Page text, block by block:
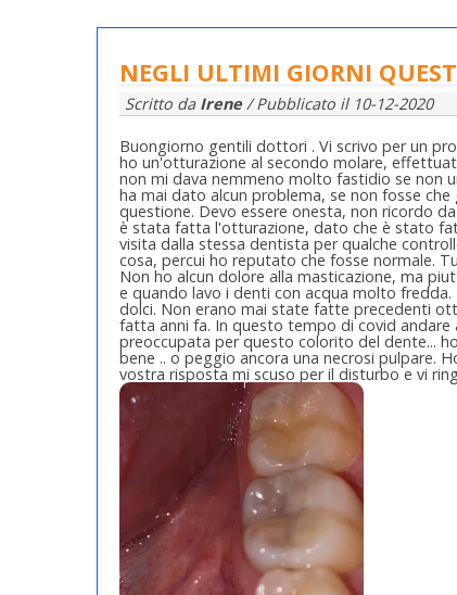
NEGLI ULTIMI GIORNI
Scritto da Irene / Pubblicato il 10-12-2020
Buongiorno gentili dottori . Vi scrivo per un
ho un'otturazione al secondo molare,
non mi dava nemmeno molto fastidio se non
ha mai dato alcun problema, se non fosse
questione. Devo essere onesta, non ricordo
è stata fatta l'otturazione, dato che è stato
visita dalla stessa dentista per qualche
cosa, percui ho reputato che fosse normale.
Non ho alcun dolore alla masticazione, ma
e quando lavo i denti con acqua molto
dolci. Non erano mai state fatte precedenti
fatta anni fa. In questo tempo di covid
preoccupata per questo colorito del dente...
bene .. o peggio ancora una necrosi pulpare.
vostra risposta mi scuso per il disturbo e vi